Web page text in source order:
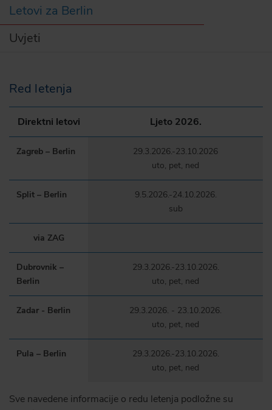
Letovi za Berlin
Uvjeti
Red letenja
Direktni letovi
Zagreb – Berlin
Split – Berlin
via ZAG
Dubrovnik –
Berlin
Zadar - Berlin
Pula – Berlin
Ljeto 2026.
29.3.2026.-23.10.2026
uto, pet, ned
9.5.2026.-24.10.2026.
sub
29.3.2026.-23.10.2026.
uto, pet, ned
29.3.2026. - 23.10.2026.
uto, pet, ned
29.3.2026.-23.10.2026.
uto, pet, ned
Sve navedene informacije o redu letenja podložne su